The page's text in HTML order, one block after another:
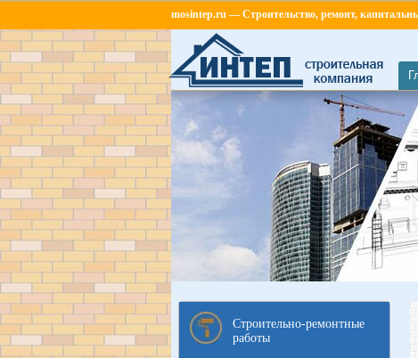
mosintep.ru — Строительство, ремонт,
Строительно-ремонтные
работы